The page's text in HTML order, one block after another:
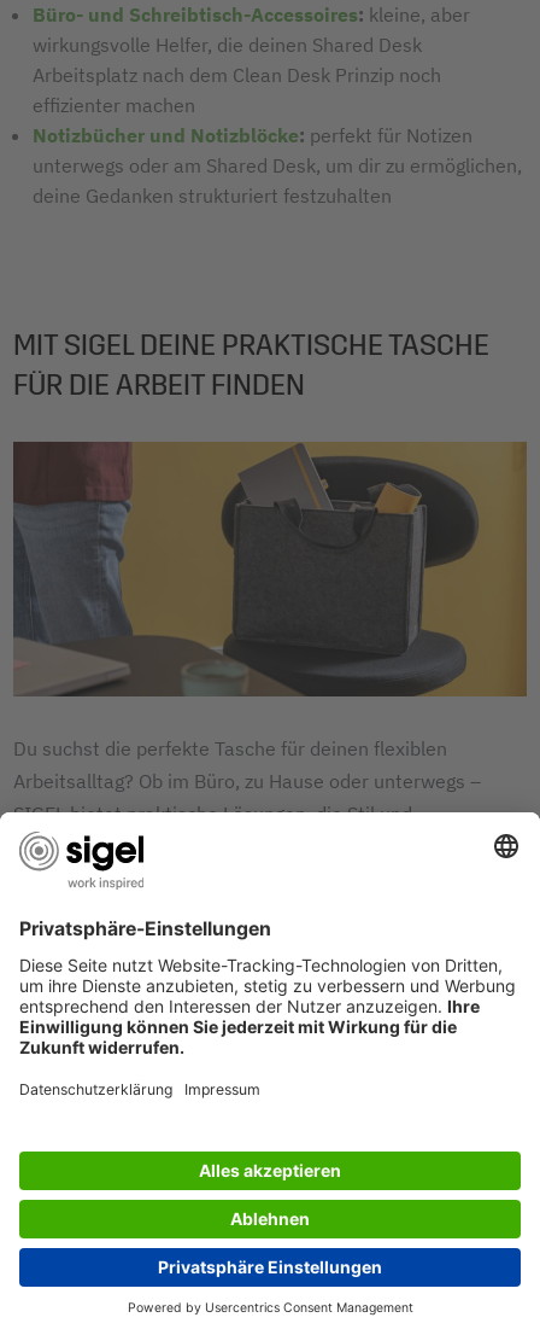
Büro- und Schreibtisch-Accessoires: kleine, aber
wirkungsvolle Helfer, die deinen Shared Desk
Arbeitsplatz nach dem Clean Desk Prinzip noch
effizienter machen
Notizbücher und Notizblöcke: perfekt für Notizen
unterwegs oder am Shared Desk, um dir zu ermöglichen,
deine Gedanken strukturiert festzuhalten
MIT SIGEL DEINE PRAKTISCHE TASCHE
FÜR DIE ARBEIT FINDEN
Du suchst die perfekte Tasche für deinen flexiblen
Arbeitsalltag? Ob im Büro, zu Hause oder unterwegs –
SIGEL bietet praktische Lösungen, die Stil und
Funktionalität vereinen. Unsere Laptoptaschen aus
robustem Filz – die
Mehr lesen
AGILES ARBEITEN